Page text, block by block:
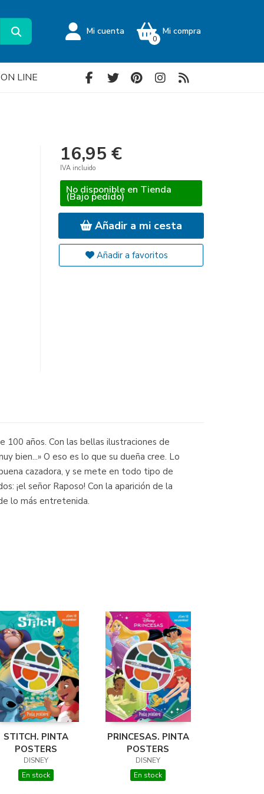
Mi cuenta Mi compra
0
LINE
16,95 €
IVA incluido
No disponible en Tienda
(Bajo pedido)
Añadir a mi cesta
Añadir a favoritos
años. Con las bellas ilustraciones de
bien...» O eso es lo que su dueña cree. Lo
cazadora, y se mete en todo tipo de
¡el señor Raposo! Con la aparición de la
lo más entretenida.
STITCH. PINTA
POSTERS
DISNEY
En stock
PRINCESAS. PINTA
POSTERS
DISNEY
En stock